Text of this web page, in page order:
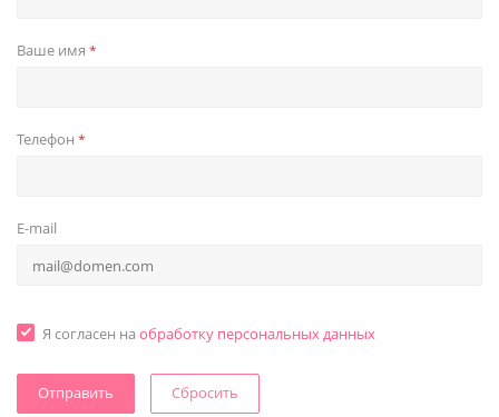
Ваше имя *
Телефон *
E-mail
Я согласен на обработку персональных данных
Сбросить